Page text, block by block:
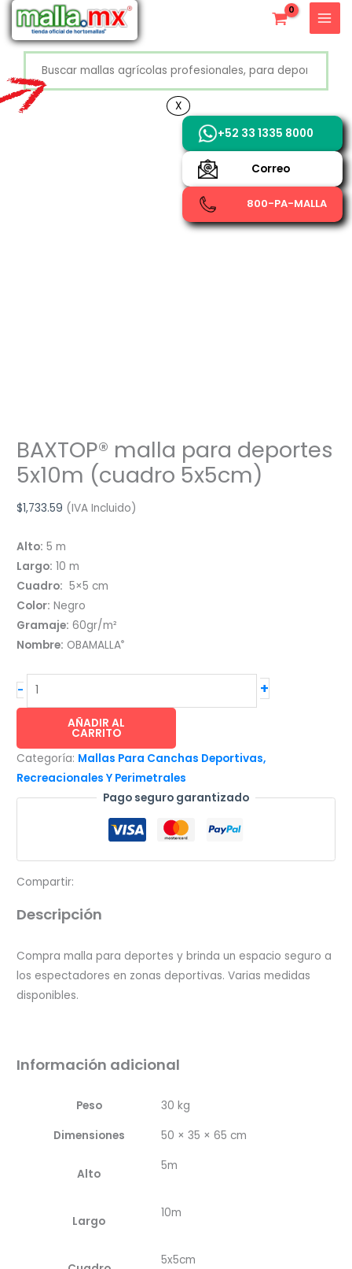
contenido
BAXTOP® malla para deportes
5x10m (cuadro 5x5cm)
$1,733.59 (IVA Incluido)
Alto: 5 m
Largo: 10 m
Cuadro: 5×5 cm
Color: Negro
Gramaje: 60gr/m²
Nombre: OBAMALLA®
-
BAXTOP®
deportes
5x10m
(cuadro
5x5cm)
+
AÑADIR AL
CARRITO
Categoría: Mallas Para Canchas Deportivas,
Recreacionales Y Perimetrales
Pago seguro garantizado
Compartir:
Descripción
Compra malla para deportes y brinda un espacio seguro a
los espectadores en zonas deportivas. Varias medidas
disponibles.
Información adicional
Peso
30 kg
Dimensiones
50 × 35 × 65 cm
Alto
5m
Largo
10m
5x5cm
X
+52 800 726 2552
+52 33 1335 8000
Correo
800-PA-MALLA
X